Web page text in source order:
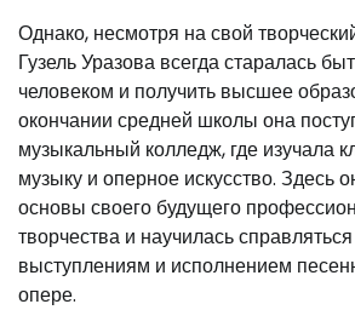
Однако, несмотря на свой
Гузель Уразова всегда старалась
человеком и получить высшее
окончании средней школы она
музыкальный колледж, где изучала
музыку и оперное искусство. Здесь
основы своего будущего
творчества и научилась
выступлениям и исполнением
опере.